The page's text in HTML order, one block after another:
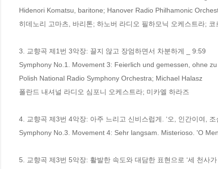
Hidenori Komatsu, baritone; Hanover Radio Philhamonic
히데노리 고마츠, 바리톤; 하노버 라디오 필하모닉 오케스트라; 코
3. 교향곡 제1번 3악장: 끌지 않고 장엄하면서 차분하게 _ 9:59
Symphony No.1. Movement 3: Feierlich und gemessen, ohne
Polish National Radio Symphony Orchestra; Michael Halasz
폴란드 내셔널 라디오 심포니 오케스트라; 미카엘 하라즈
4. 교향곡 제3번 4악장: 아주 느리고 신비스럽게. ‘오, 인간이여, 조
Symphony No.3. Movement 4: Sehr langsam. Misterioso. 'O
5. 교향곡 제3번 5악장: 활발한 속도와 대담한 표현으로 ‘세 천사